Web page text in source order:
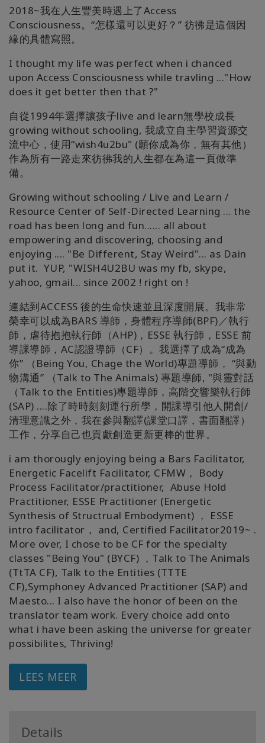
2018~我在人生豐美時遇上了Access
Consciousness。“怎樣還可以更好？” 彷彿是這個因
緣的具體寫照。
I thought my life was perfect when i chanced
upon Access Consciousness while travling ..."How
does it get better then that ?"
自從1994年選擇讓孩子live and learn無學校成長
growing without schooling, 我成立自主學習資源交
流中心，使用“wish4u2bu" (願你成為你，無有其他）
作為所有一路走來彷彿我的人生都在為這一頁做準
備。
Growing without schooling / Live and Learn /
Resource Center of Self-Directed Learning ... the
road has been long and fun...... all about
empowering and discovering, choosing and
enjoying .... "Be Different, Stay Weird"... as Dain
put it. YUP, "WISH4U2BU was my fb, skype,
yahoo, gmail... since 2002 ! right on !
連結到ACCESS 後的生命快速並且深度開展。我非常
榮幸可以成為BARS 導師，身體程序導師(BPF)／執行
師，虐待抱抱執行師（AHP)，ESSE 執行師，ESSE 前
導課導師，AC認證導師（CF）。我選擇了成為“成為
你” （Being You, Chage the World)專題導師， “與動
物溝通” （Talk to The Animals) 專題導師, "與靈對話
（Talk to the Entities)專題導師，高階交響樂執行師
(SAP) ....除了時時刻刻運行所學，開課導引他人開創/
清理意識之外，我在參與翻譯(課堂口譯，書面翻譯）
工作，分享自己也貢獻創造更新更棒的世界。
i am thorougly enjoying being a Bars Facilitator,
Energetic Facelift Facilitator, CFMW， Body
Process Facilitator/practitioner, Abuse Hold
Practitioner, ESSE Practitioner (Energetic
Synthesis of Structrual Embodyment) ， ESSE
intro facilitator， and, Certified Facilitator2019~ .
More over, I chose to be CF for the specialty
classes "Being You" (BYCF) ，Talk to The Animals
(TtTA CF), Talk to the Entities (TTTE
CF),Symphoney Advanced Practitioner (SAP) and
Maesto... I also have the honor of been on the
translator team work. Every choice add onto
what i have been asking the universe for greater
possibilites, Thriving!
LEES MEER
Details